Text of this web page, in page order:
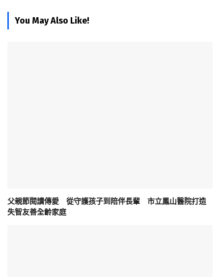
You May Also Like!
父親節閱讀傳愛 從守護孩子到陪伴長輩 市立鳳山醫院打造
失智友善全齡家庭